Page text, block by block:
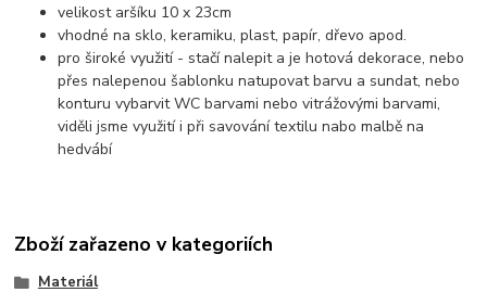
velikost aršíku 10 x 23cm
vhodné na sklo, keramiku, plast, papír, dřevo apod.
pro široké využití - stačí nalepit a je hotová dekorace, nebo
přes nalepenou šablonku natupovat barvu a sundat, nebo
konturu vybarvit WC barvami nebo vitrážovými barvami,
viděli jsme využití i při savování textilu nabo malbě na
hedvábí
Zboží zařazeno v kategoriích
Materiál